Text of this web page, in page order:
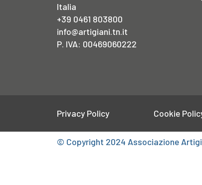
Italia
+39 0461 803800
info@artigiani.tn.it
P. IVA: 00469060222
Privacy Policy Cookie
© Copyright 2024 Associazione